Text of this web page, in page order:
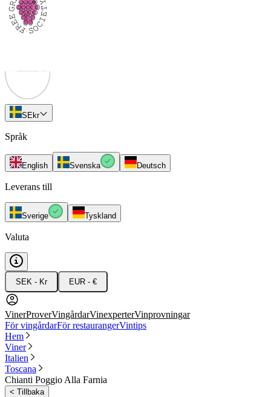
SEkr
Språk
English Svenska Deutsch
Leverans till
Sverige Tyskland
Valuta
SEK - Kr EUR - €
VinerProverVingårdarVinexperterVinprovningar
För vingårdarFör restaurangerVintips
Hem
Viner
Italien
Toscana
Chianti Poggio Alla Farnia
< Tillbaka